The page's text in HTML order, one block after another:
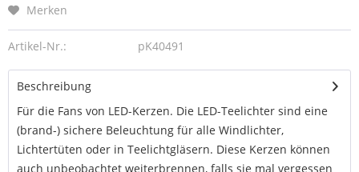
Merken
Artikel-Nr.: pK40491
Beschreibung
Für die Fans von LED-Kerzen. Die LED-Teelichter sind eine
(brand-) sichere Beleuchtung für alle Windlichter,
Lichtertüten oder in Teelichtgläsern. Diese Kerzen können
auch unbeobachtet weiterbrennen, falls sie mal vergessen